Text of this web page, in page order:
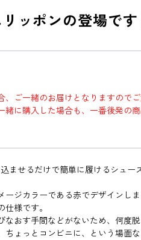
ッポンの登場です
ご一緒のお届けとなりますのでご
に購入した場合も、一番後発の
ませるだけで簡単に履けるシュー
ジカラーである赤でデザインしま
様です。
おす手間などがないため、何度
ょっとコンビニに、という場面